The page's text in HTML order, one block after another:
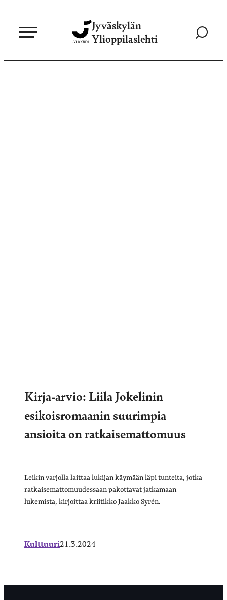
sisältöön
Jyväskylän
Ylioppilaslehti
Siirry
Kirja-arvio: Liila Jokelinin
esikoisromaanin suurimpia
ansioita on ratkaisemattomuus
Leikin varjolla laittaa lukijan käymään läpi tunteita, jotka
ratkaisemattomuudessaan pakottavat jatkamaan
lukemista, kirjoittaa kriitikko Jaakko Syrén.
Kulttuuri21.3.2024